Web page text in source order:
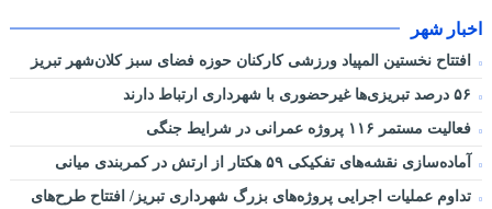
اخبار شهر
افتتاح نخستین المپیاد ورزشی کارکنان حوزه فضای سبز کلان‌شهر تبریز
فعالیت مستمر ۱۱۶ پروژه عمرانی در شرایط جنگی
آماده‌سازی نقشه‌های تفکیکی ۵۹ هکتار از ارتش در کمربندی میانی
تداوم عملیات اجرایی پروژه‌های بزرگ شهرداری تبریز/ افتتاح طرح‌های